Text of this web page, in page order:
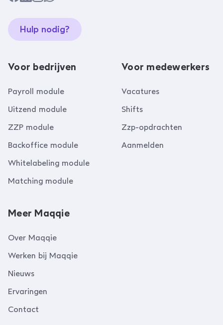
Hulp nodig?
Voor bedrijven
Payroll module
Uitzend module
ZZP module
Backoffice module
Whitelabeling module
Matching module
Voor medewerkers
Vacatures
Shifts
Zzp-opdrachten
Aanmelden
Meer Maqqie
Over Maqqie
Werken bij Maqqie
Nieuws
Ervaringen
Contact